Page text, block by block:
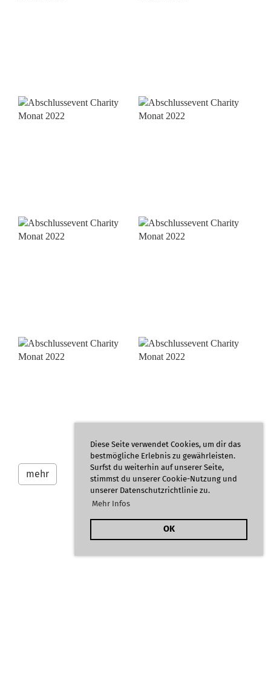
Diese Seite verwendet Cookies, um dir das
bestmögliche Erlebnis zu gewährleisten.
Surfst du weiterhin auf unserer Seite,
stimmst du unserer Cookie-Nutzung und
unserer Datenschutzrichtlinie zu.
Mehr Infos
OK
mehr